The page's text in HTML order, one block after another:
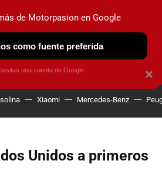
OBSERVATORIO
Xiaomi Mercedes-Benz
Unidos a primeros
×
de Motorpasion en Google
como fuente preferida
una cuenta de Google